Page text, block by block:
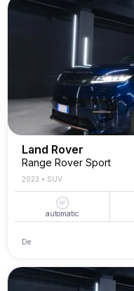
Land Rover
Range Rover Sport
2023 • SUV
automatic
De